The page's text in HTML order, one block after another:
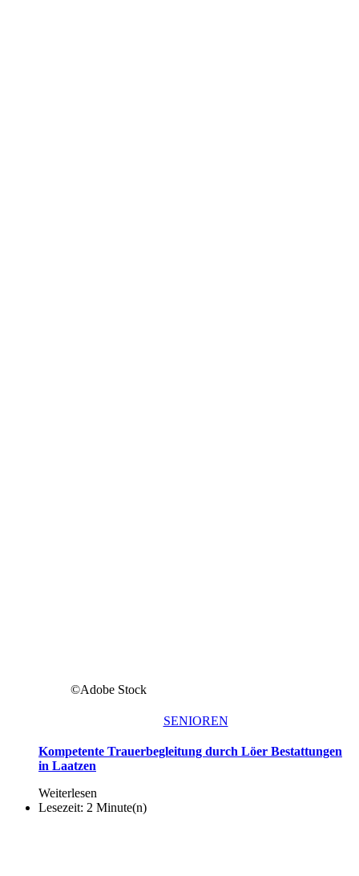
©Adobe Stock
SENIOREN
Kompetente Trauerbegleitung durch Löer Bestattungen
in Laatzen
Weiterlesen
Lesezeit: 2 Minute(n)